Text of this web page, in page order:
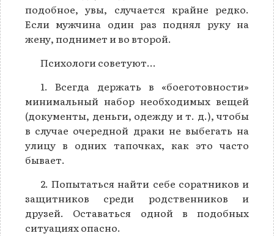
подобное, увы, случается крайне редко.
Если мужчина один раз поднял руку на
жену, поднимет и во второй.
Психологи советуют…
1. Всегда держать в «боеготовности»
минимальный набор необходимых вещей
(документы, деньги, одежду и т. д.), чтобы
в случае очередной драки не выбегать на
улицу в одних тапочках, как это часто
бывает.
2. Попытаться найти себе соратников и
защитников среди родственников и
друзей. Оставаться одной в подобных
ситуациях опасно.